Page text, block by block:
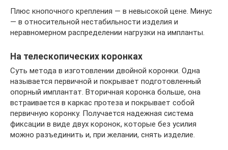
Плюс кнопочного крепления — в невысокой цене. Минус
— в относительной нестабильности изделия и
неравномерном распределении нагрузки на импланты.
На телескопических коронках
Суть метода в изготовлении двойной коронки. Одна
называется первичной и покрывает подготовленный
опорный имплантат. Вторичная коронка больше, она
встраивается в каркас протеза и покрывает собой
первичную коронку. Получается надежная система
фиксации в виде двух коронок, которые без усилия
можно разъединить и, при желании, снять изделие.